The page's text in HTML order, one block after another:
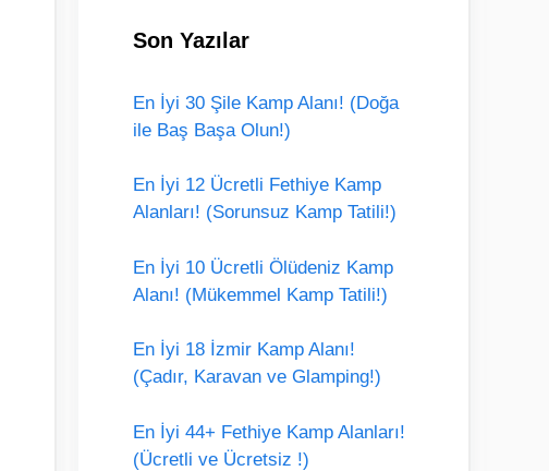
Son Yazılar
En İyi 30 Şile Kamp Alanı! (Doğa
ile Baş Başa Olun!)
En İyi 12 Ücretli Fethiye Kamp
Alanları! (Sorunsuz Kamp Tatili!)
En İyi 10 Ücretli Ölüdeniz Kamp
Alanı! (Mükemmel Kamp Tatili!)
En İyi 18 İzmir Kamp Alanı!
(Çadır, Karavan ve Glamping!)
En İyi 44+ Fethiye Kamp Alanları!
(Ücretli ve Ücretsiz !)